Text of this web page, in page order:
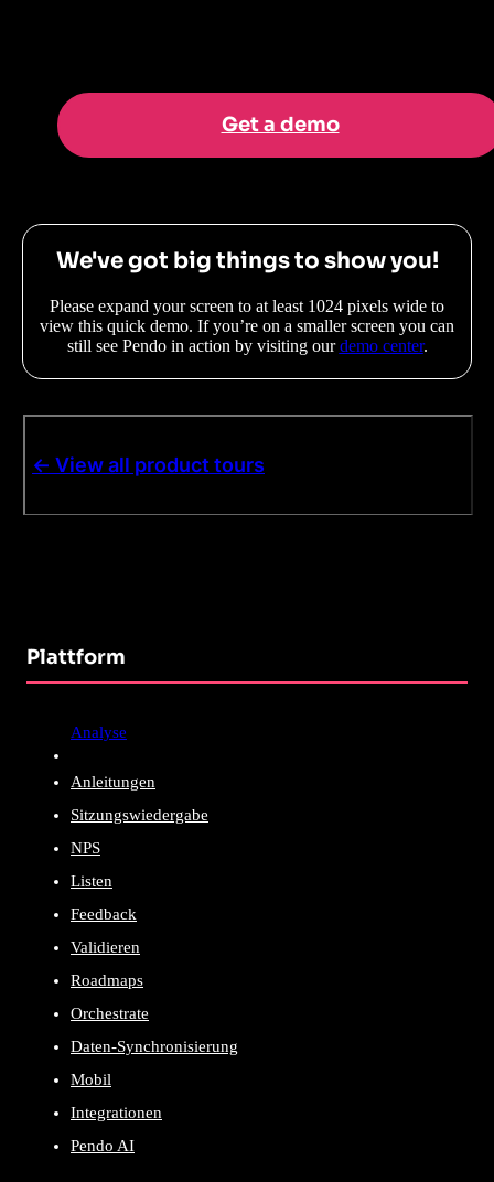
Get a demo
We've got big things to show you!
Please expand your screen to at least 1024 pixels wide to
view this quick demo. If you’re on a smaller screen you can
still see Pendo in action by visiting ourdemo center.
<- View all product tours
Plattform
Analyse
Anleitungen
Sitzungswiedergabe
NPS
Listen
Feedback
Validieren
Roadmaps
Orchestrate
Daten-Synchronisierung
Mobil
Integrationen
Pendo AI